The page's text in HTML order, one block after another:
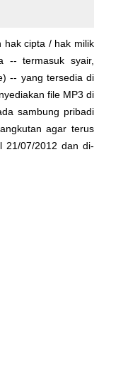
cipta / hak milik
-- termasuk syair,
-- yang tersedia di
file MP3 di
sambung pribadi
agar terus
07/2012 dan di-